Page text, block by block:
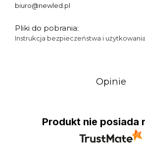
biuro@newled.pl
Pliki do pobrania:
Instrukcja bezpieczeństwa i
Opinie
Produkt nie posiada